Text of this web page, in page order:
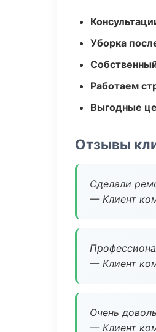
Уборка
Работаем
Выгодные
Отзывы
Сделали
— Клиент
— Клиент
Очень
— Клиент